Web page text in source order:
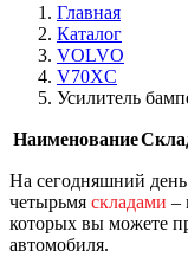
Главная
Каталог
VOLVO
V70XC
Усилитель
Наименование
На сегодняшний день
четырьмя складами –
которых вы можете
автомобиля.